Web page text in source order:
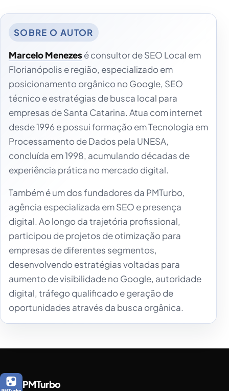
Marcelo Menezesé consultor de SEO Local em
Florianópolis e região, especializado em
posicionamento orgânico no Google, SEO
técnico e estratégias de busca local para
empresas de Santa Catarina. Atua com internet
desde 1996 e possui formação em Tecnologia em
Processamento de Dados pela UNESA,
concluída em 1998, acumulando décadas de
experiência prática no mercado digital.
Também é um dos fundadores da PMTurbo,
agência especializada em SEO e presença
digital. Ao longo da trajetória profissional,
participou de projetos de otimização para
empresas de diferentes segmentos,
desenvolvendo estratégias voltadas para
aumento de visibilidade no Google, autoridade
digital, tráfego qualificado e geração de
oportunidades através da busca orgânica.
PMTurbo